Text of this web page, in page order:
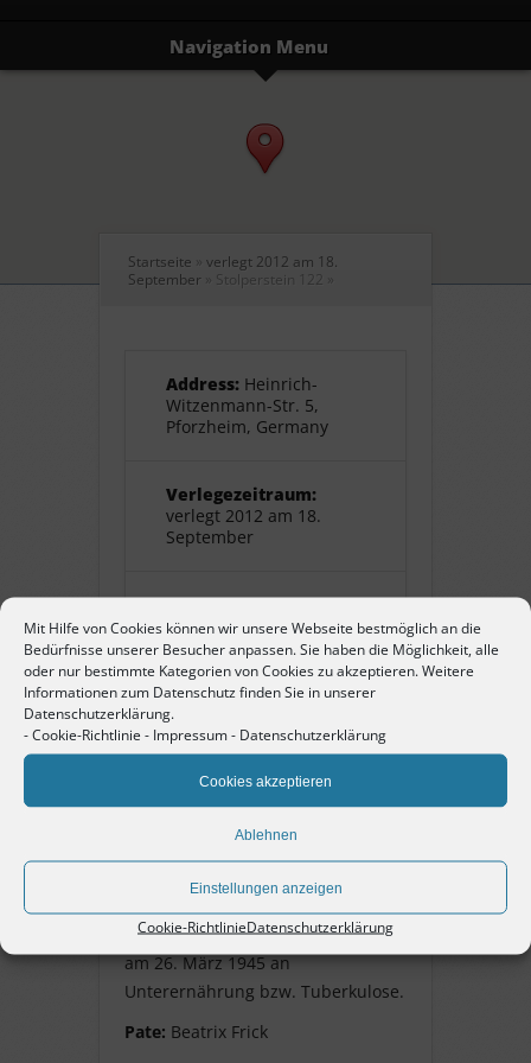
Mit Hilfe von Cookies können wir unsere Webseite bestmöglich an die
Bedürfnisse unserer Besucher anpassen. Sie haben die Möglichkeit, alle
oder nur bestimmte Kategorien von Cookies zu akzeptieren. Weitere
Informationen zum Datenschutz finden Sie in unserer
Datenschutzerklärung.
-Cookie-Richtlinie - Impressum- Datenschutzerklärung
Cookies akzeptieren
Ablehnen
Einstellungen anzeigen
Cookie-RichtlinieDatenschutzerklärung
Navigation Menu
Startseite » verlegt 2012 am 18.
September » Stolperstein 122 »
Address: Heinrich-
Witzenmann-Str. 5,
Pforzheim, Germany
Verlegezeitraum:
verlegt 2012 am 18.
September
Name:Jura Bugajowa
Pate:Beatrix Frick
Jura Bugajowa
Geburtsort, sind nicht bekannt.
der Sowjetunion. Gestorben ist sie
am 26. März 1945 an
Unterernährung bzw. Tuberkulose.
Pate: Beatrix Frick